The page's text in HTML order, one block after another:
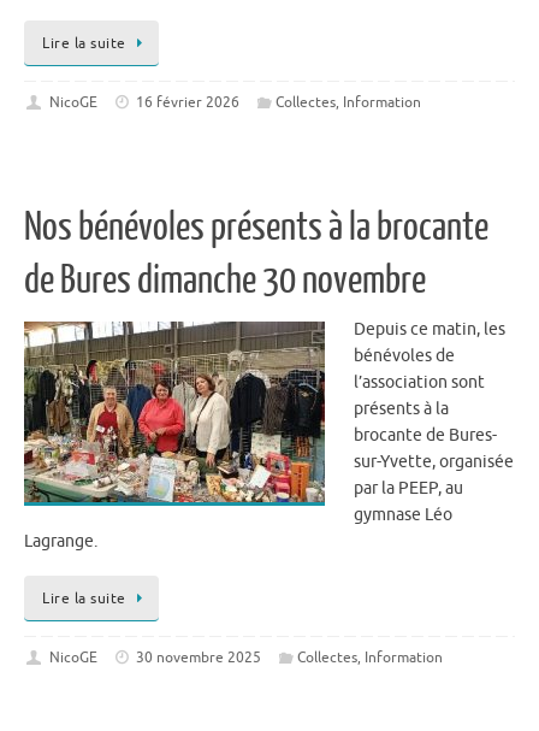
Lire la suite
NicoGE 16 février 2026 Collectes, Information
Nos bénévoles présents à la brocante
de Bures dimanche 30 novembre
Depuis ce matin, les
bénévoles de
l’association sont
présents à la
brocante de Bures-
sur-Yvette, organisée
par la PEEP, au
gymnase Léo
Lagrange.
Lire la suite
NicoGE 30 novembre 2025 Collectes, Information